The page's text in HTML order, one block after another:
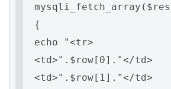
{
echo "<tr>
<td>".$row[0]."</td>
<td>".$row[1]."</td>